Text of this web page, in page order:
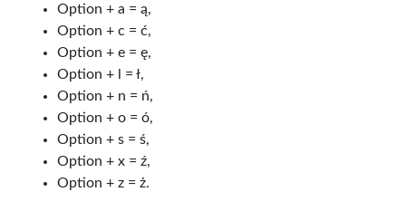
Option + a = ą,
Option + c = ć,
Option + e = ę,
Option + l = ł,
Option + n = ń,
Option + o = ó,
Option + s = ś,
Option + x = ź,
Option + z = ż.